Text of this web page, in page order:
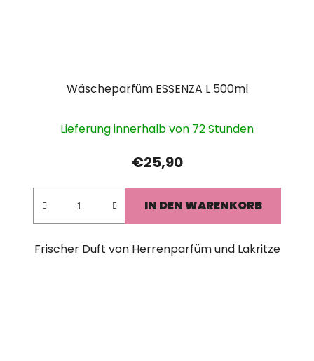
Wäscheparfüm ESSENZA L 500ml
Lieferung innerhalb von 72 Stunden
€25,90
IN DEN WARENKORB
Frischer Duft von Herrenparfüm und Lakritze